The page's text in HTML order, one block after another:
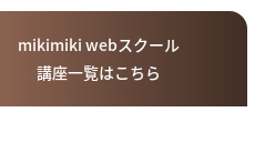
mikimiki webスクール
講座一覧はこちら